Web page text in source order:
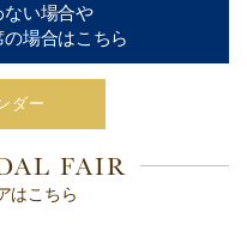
ない場合や
場合はこちら
ダー
FAIR
はこちら